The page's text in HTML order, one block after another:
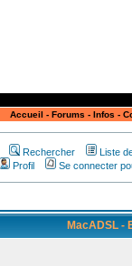
Accueil - Forums - Infos -
Rechercher
Liste
Profil
Se connecter
MacADSL -